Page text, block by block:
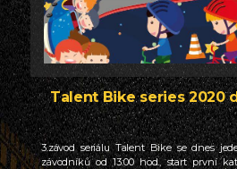
Talent Bike series 2020
3.závod seriálu Talent Bike se dnes
závodníků od 13:00 hod., start první